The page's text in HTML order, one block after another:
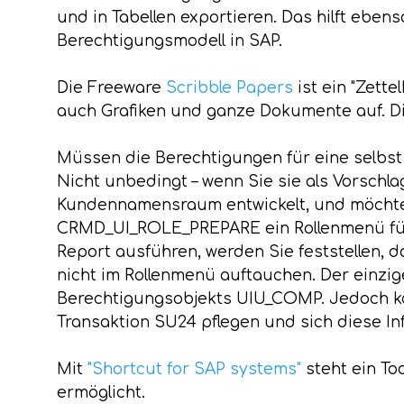
und in Tabellen exportieren. Das hilft
Berechtigungsmodell in SAP.
Die Freeware Scribble Papers ist ein
auch Grafiken und ganze Dokumente auf.
Müssen die Berechtigungen für eine
Nicht unbedingt – wenn Sie sie als
Kundennamensraum entwickelt, und
CRMD_UI_ROLE_PREPARE ein
Report ausführen, werden Sie feststellen,
nicht im Rollenmenü auftauchen. Der
Berechtigungsobjekts UIU_COMP. Jedoch
Transaktion SU24 pflegen und sich diese
Mit "Shortcut for SAP systems" steht ein
ermöglicht.